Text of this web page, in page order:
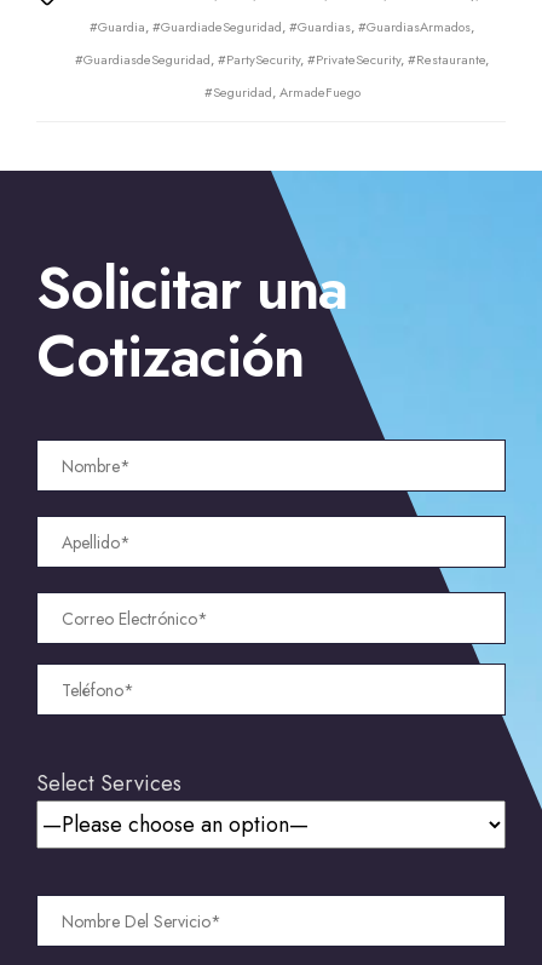
Tags
#Guardia,#GuardiadeSeguridad,#Guardias,#GuardiasArmados,
#GuardiasdeSeguridad,#PartySecurity,#PrivateSecurity,#Restaurante,
#Seguridad,ArmadeFuego
Guardias de seguridad en San José; guardias armados
→ Guardias en Stockton; estrategia global de seguridad
Solicitar una
Cotización
Select Services